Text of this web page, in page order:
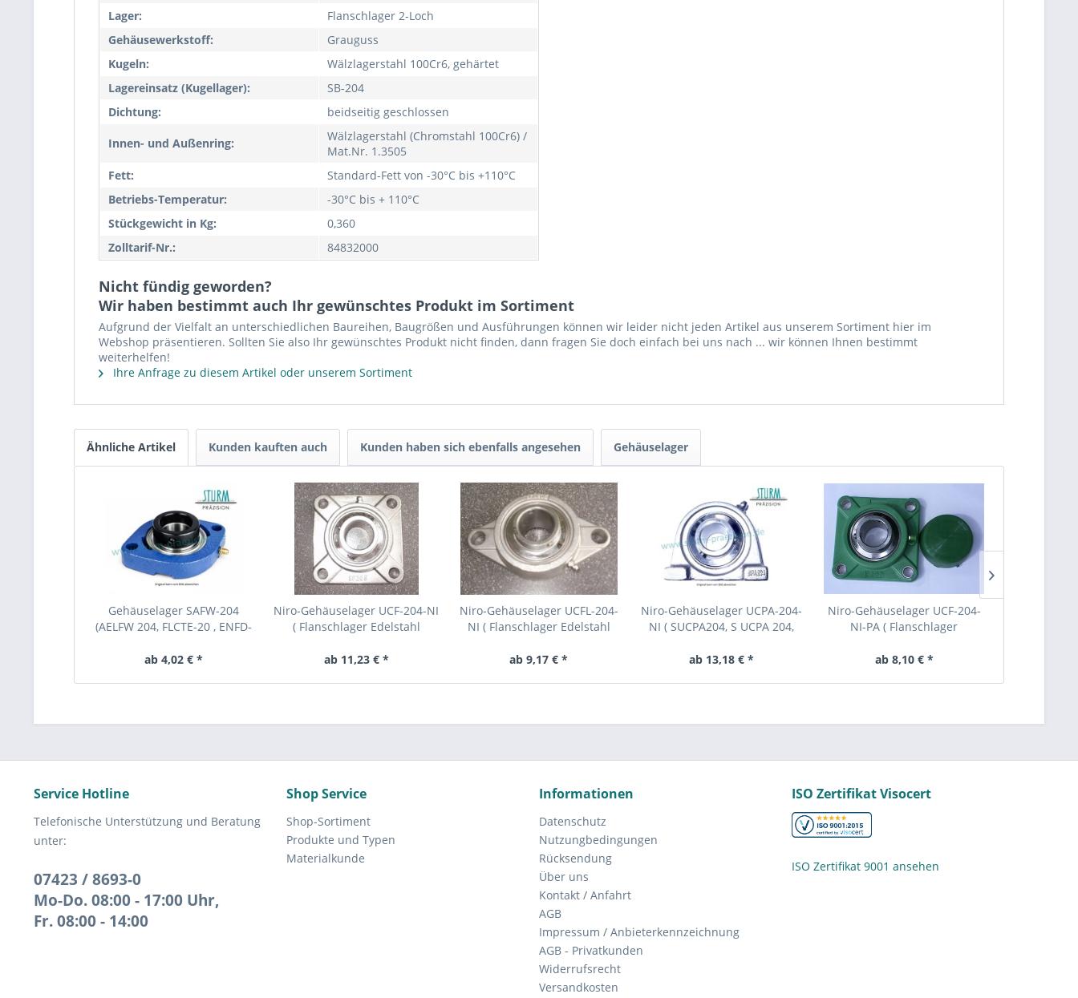
Lager:
Flanschlager 2-Loch
Gehäusewerkstoff:
Grauguss
Kugeln:
Wälzlagerstahl 100Cr6, gehärtet
Lagereinsatz (Kugellager):
SB-204
Dichtung:
beidseitig geschlossen
Innen- und Außenring:
Wälzlagerstahl (Chromstahl 100Cr6) /
Mat.Nr. 1.3505
Fett:
Standard-Fett von -30°C bis +110°C
Betriebs-Temperatur:
-30°C bis + 110°C
Stückgewicht in Kg:
0,360
Zolltarif-Nr.:
84832000
Nicht fündig geworden?
Wir haben bestimmt auch Ihr gewünschtes Produkt im Sortiment
Aufgrund der Vielfalt an unterschiedlichen Baureihen, Baugrößen und Ausführungen können wir leider nicht jeden Artikel aus unserem Sortiment hier im
Webshop präsentieren. Sollten Sie also Ihr gewünschtes Produkt nicht finden, dann fragen Sie doch einfach bei uns nach ... wir können Ihnen bestimmt
weiterhelfen!
Ihre Anfrage zu diesem Artikel oder unserem Sortiment
Ähnliche Artikel Kunden kauften auch Kunden haben sich ebenfalls angesehen Gehäuselager
Gehäuselager SAFW-204
(AELFW 204, FLCTE-20 , ENFD-
ab 4,02 € *
Niro-Gehäuselager UCF-204-NI
( Flanschlager Edelstahl
ab 11,23 € *
Niro-Gehäuselager UCFL-204-
NI ( Flanschlager Edelstahl
ab 9,17 € *
Niro-Gehäuselager UCPA-204-
NI ( SUCPA204, S UCPA 204,
ab 13,18 € *
Niro-Gehäuselager UCF-204-
NI-PA ( Flanschlager
ab 8,10 € *
Service Hotline
Telefonische Unterstützung und Beratung
unter:
07423 / 8693-0
Mo-Do. 08:00 - 17:00 Uhr,
Fr. 08:00 - 14:00
Shop Service
Shop-Sortiment
Produkte und Typen
Materialkunde
Informationen
Datenschutz
Nutzungbedingungen
Rücksendung
Über uns
Kontakt / Anfahrt
AGB
Impressum / Anbieterkennzeichnung
AGB - Privatkunden
Widerrufsrecht
Versandkosten
ISO Zertifikat Visocert
ISO Zertifikat 9001 ansehen